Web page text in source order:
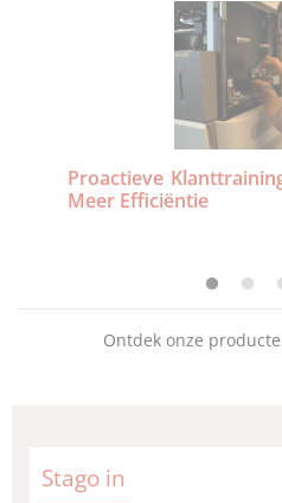
Proactieve
Meer Efficiëntie
Ontdek onze
Stago in